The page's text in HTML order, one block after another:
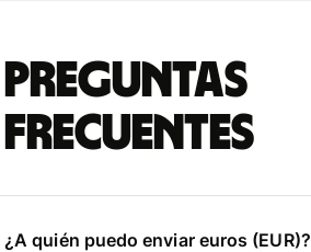
Preguntas
frecuentes
¿A quién puedo enviar euros (EUR)?